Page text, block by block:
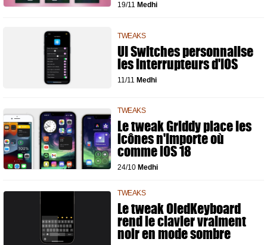
19/11 Medhi
TWEAKS
UI Switches personnalise
les interrupteurs d'iOS
11/11 Medhi
TWEAKS
Le tweak Griddy place les
icônes n'importe où
comme iOS 18
24/10 Medhi
TWEAKS
Le tweak OledKeyboard
rend le clavier vraiment
noir en mode sombre